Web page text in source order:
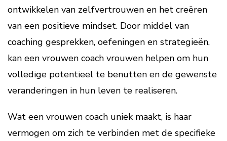
ontwikkelen van zelfvertrouwen en het creëren
van een positieve mindset. Door middel van
coaching gesprekken, oefeningen en strategieën,
kan een vrouwen coach vrouwen helpen om hun
volledige potentieel te benutten en de gewenste
veranderingen in hun leven te realiseren.
Wat een vrouwen coach uniek maakt, is haar
vermogen om zich te verbinden met de specifieke